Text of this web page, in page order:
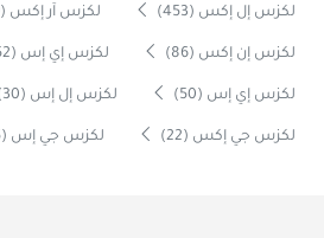
لكزس إل إكس (453) لكزس آر إكس (119)
لكزس إن إكس (86) لكزس إي إس (52)
لكزس إي إس (50) لكزس إل إس (30)
لكزس جي إكس (22) لكزس جي إس (15)